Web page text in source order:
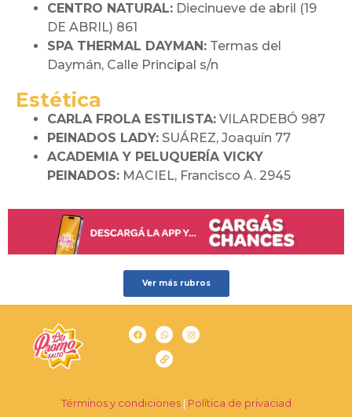
CENTRO NATURAL: Diecinueve de abril (19
DE ABRIL) 861
SPA THERMAL DAYMAN: Termas del
Daymán, Calle Principal s/n
Estética
CARLA FROLA ESTILISTA: VILARDEBÓ 987
PEINADOS LADY: SUÁREZ, Joaquín 77
ACADEMIA Y PELUQUERÍA VICKY
PEINADOS: MACIEL, Francisco A. 2945
Ver más rubros
Términos y condiciones| Política de privaciad